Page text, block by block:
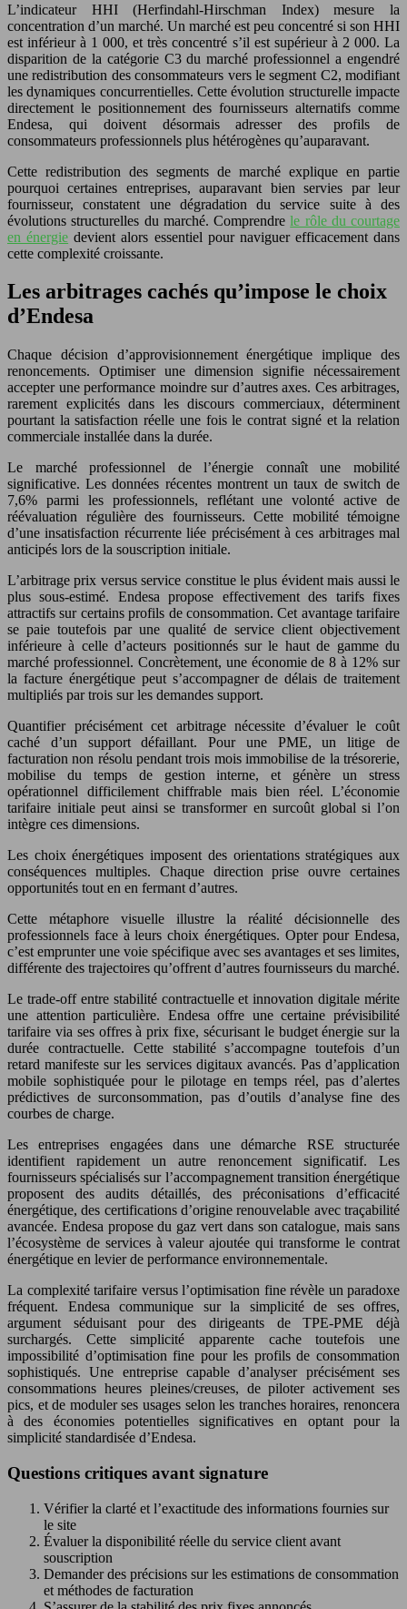
L’indicateur HHI (Herfindahl-Hirschman Index) mesure la
concentration d’un marché. Un marché est peu concentré si son HHI
est inférieur à 1 000, et très concentré s’il est supérieur à 2 000. La
disparition de la catégorie C3 du marché professionnel a engendré
une redistribution des consommateurs vers le segment C2, modifiant
les dynamiques concurrentielles. Cette évolution structurelle impacte
directement le positionnement des fournisseurs alternatifs comme
Endesa, qui doivent désormais adresser des profils de
consommateurs professionnels plus hétérogènes qu’auparavant.
Cette redistribution des segments de marché explique en partie
pourquoi certaines entreprises, auparavant bien servies par leur
fournisseur, constatent une dégradation du service suite à des
évolutions structurelles du marché. Comprendrele rôle du courtage
en énergie devient alors essentiel pour naviguer efficacement dans
cette complexité croissante.
Les arbitrages cachés qu’impose le choix
d’Endesa
Chaque décision d’approvisionnement énergétique implique des
renoncements. Optimiser une dimension signifie nécessairement
accepter une performance moindre sur d’autres axes. Ces arbitrages,
rarement explicités dans les discours commerciaux, déterminent
pourtant la satisfaction réelle une fois le contrat signé et la relation
commerciale installée dans la durée.
Le marché professionnel de l’énergie connaît une mobilité
significative. Les données récentes montrent un taux de switch de
7,6% parmi les professionnels, reflétant une volonté active de
réévaluation régulière des fournisseurs. Cette mobilité témoigne
d’une insatisfaction récurrente liée précisément à ces arbitrages mal
anticipés lors de la souscription initiale.
L’arbitrage prix versus service constitue le plus évident mais aussi le
plus sous-estimé. Endesa propose effectivement des tarifs fixes
attractifs sur certains profils de consommation. Cet avantage tarifaire
se paie toutefois par une qualité de service client objectivement
inférieure à celle d’acteurs positionnés sur le haut de gamme du
marché professionnel. Concrètement, une économie de 8 à 12% sur
la facture énergétique peut s’accompagner de délais de traitement
multipliés par trois sur les demandes support.
Quantifier précisément cet arbitrage nécessite d’évaluer le coût
caché d’un support défaillant. Pour une PME, un litige de
facturation non résolu pendant trois mois immobilise de la trésorerie,
mobilise du temps de gestion interne, et génère un stress
opérationnel difficilement chiffrable mais bien réel. L’économie
tarifaire initiale peut ainsi se transformer en surcoût global si l’on
intègre ces dimensions.
Les choix énergétiques imposent des orientations stratégiques aux
conséquences multiples. Chaque direction prise ouvre certaines
opportunités tout en en fermant d’autres.
Cette métaphore visuelle illustre la réalité décisionnelle des
professionnels face à leurs choix énergétiques. Opter pour Endesa,
c’est emprunter une voie spécifique avec ses avantages et ses limites,
différente des trajectoires qu’offrent d’autres fournisseurs du marché.
Le trade-off entre stabilité contractuelle et innovation digitale mérite
une attention particulière. Endesa offre une certaine prévisibilité
tarifaire via ses offres à prix fixe, sécurisant le budget énergie sur la
durée contractuelle. Cette stabilité s’accompagne toutefois d’un
retard manifeste sur les services digitaux avancés. Pas d’application
mobile sophistiquée pour le pilotage en temps réel, pas d’alertes
prédictives de surconsommation, pas d’outils d’analyse fine des
courbes de charge.
Les entreprises engagées dans une démarche RSE structurée
identifient rapidement un autre renoncement significatif. Les
fournisseurs spécialisés sur l’accompagnement transition énergétique
proposent des audits détaillés, des préconisations d’efficacité
énergétique, des certifications d’origine renouvelable avec traçabilité
avancée. Endesa propose du gaz vert dans son catalogue, mais sans
l’écosystème de services à valeur ajoutée qui transforme le contrat
énergétique en levier de performance environnementale.
La complexité tarifaire versus l’optimisation fine révèle un paradoxe
fréquent. Endesa communique sur la simplicité de ses offres,
argument séduisant pour des dirigeants de TPE-PME déjà
surchargés. Cette simplicité apparente cache toutefois une
impossibilité d’optimisation fine pour les profils de consommation
sophistiqués. Une entreprise capable d’analyser précisément ses
consommations heures pleines/creuses, de piloter activement ses
pics, et de moduler ses usages selon les tranches horaires, renoncera
à des économies potentielles significatives en optant pour la
simplicité standardisée d’Endesa.
Questions critiques avant signature
Vérifier la clarté et l’exactitude des informations fournies sur
le site
Évaluer la disponibilité réelle du service client avant
souscription
Demander des précisions sur les estimations de consommation
et méthodes de facturation